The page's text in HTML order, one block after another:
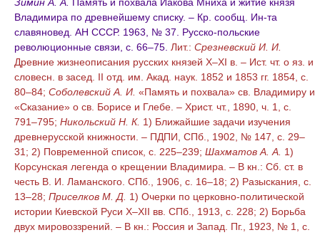
Владимира по древнейшему списку. – Кр. сообщ. Ин-та
славяновед. АН СССР. 1963, № 37. Русско-польские
революционные связи, с. 66–75. Лит.: Срезневский И. И.
Древние жизнеописания русских князей X–XI в. – Ист. чт. о яз. и
словесн. в засед. II отд. им. Акад. наук. 1852 и 1853 гг. 1854, с.
80–84; Соболевский А. И. «Память и похвала» св. Владимиру и
«Сказание» о св. Борисе и Глебе. – Христ. чт., 1890, ч. 1, с.
791–795; Никольский Н. К. 1) Ближайшие задачи изучения
древнерусской книжности. – ПДПИ, СПб., 1902, № 147, с. 29–
31; 2) Повременной список, с. 225–239; Шахматов А. А. 1)
Корсунская легенда о крещении Владимира. – В кн.: Сб. ст. в
честь В. И. Ламанского. СПб., 1906, с. 16–18; 2) Разыскания, с.
13–28; Приселков М. Д. 1) Очерки по церковно-политической
истории Киевской Руси X–XII вв. СПб., 1913, с. 228; 2) Борьба
двух мировоззрений. – В кн.: Россия и Запад. Пг., 1923, № 1, с.